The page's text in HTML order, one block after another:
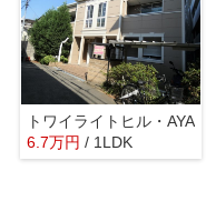
トワイライトヒル・AYA
6.7万円 / 1LDK